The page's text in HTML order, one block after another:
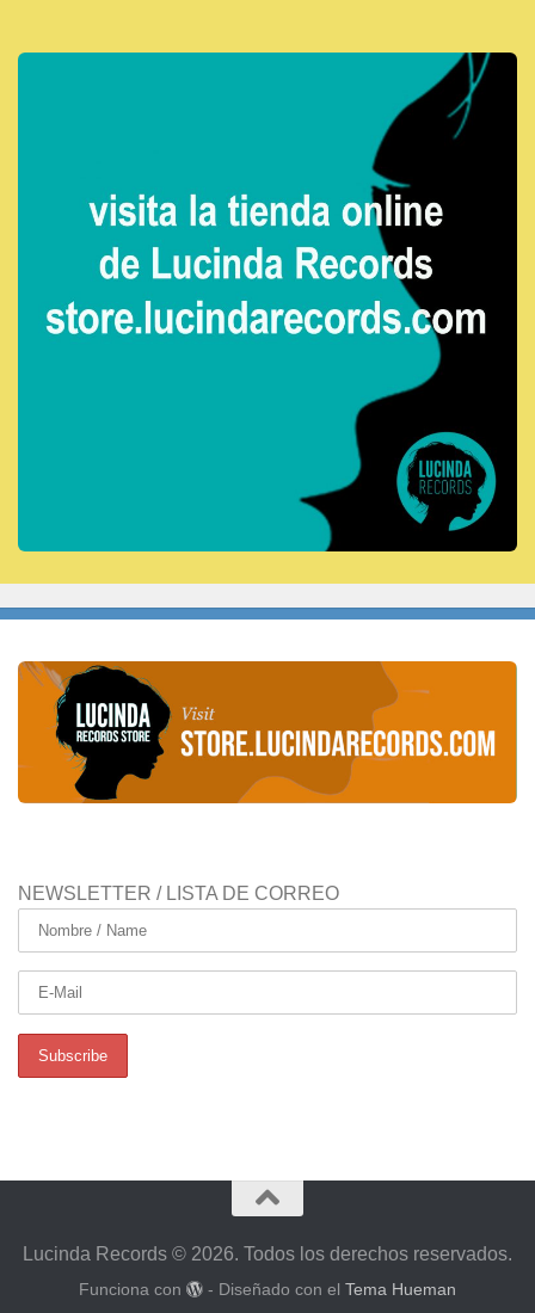
NEWSLETTER / LISTA DE CORREO
Lucinda Records © 2026. Todos los derechos reservados.
Funciona con - Diseñado con el Tema Hueman